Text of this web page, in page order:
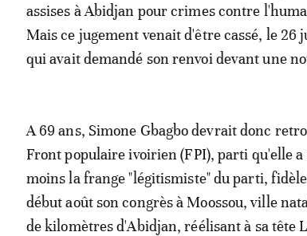
assises à Abidjan pour crimes contre
Mais ce jugement venait d'être cassé, le
qui avait demandé son renvoi devant une
A 69 ans, Simone Gbagbo devrait donc
Front populaire ivoirien (FPI), parti qu'elle a
moins la frange "légitismiste" du parti,
début août son congrès à Moossou, ville
de kilomètres d'Abidjan, réélisant à sa tête